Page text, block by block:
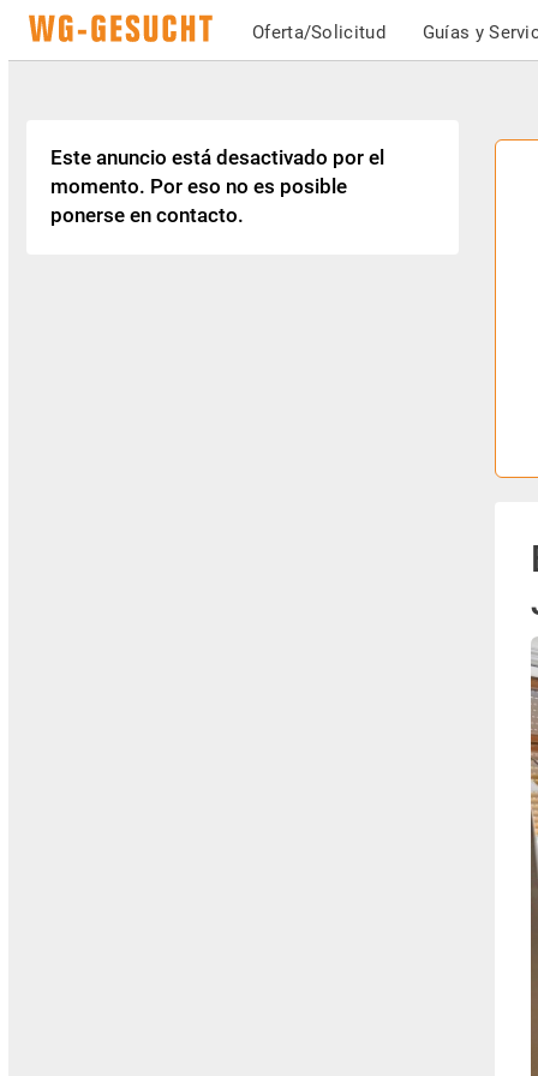
Oferta/Solicitud Guías y
Este anuncio está desactivado por el
momento. Por eso no es posible
ponerse en contacto.